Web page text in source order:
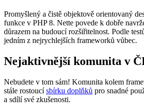
Promyšlený a čistě objektově orientovaný
funkce v PHP 8. Nette povede k dobře
důrazem na budoucí rozšiřitelnost. Podle
jedním z nejrychlejších frameworků vůbec.
Nejaktivnější komunita v
Nebudete v tom sám! Komunita kolem
stále rostoucísbírku doplňků pro snadné
a sdílí své zkušenosti.